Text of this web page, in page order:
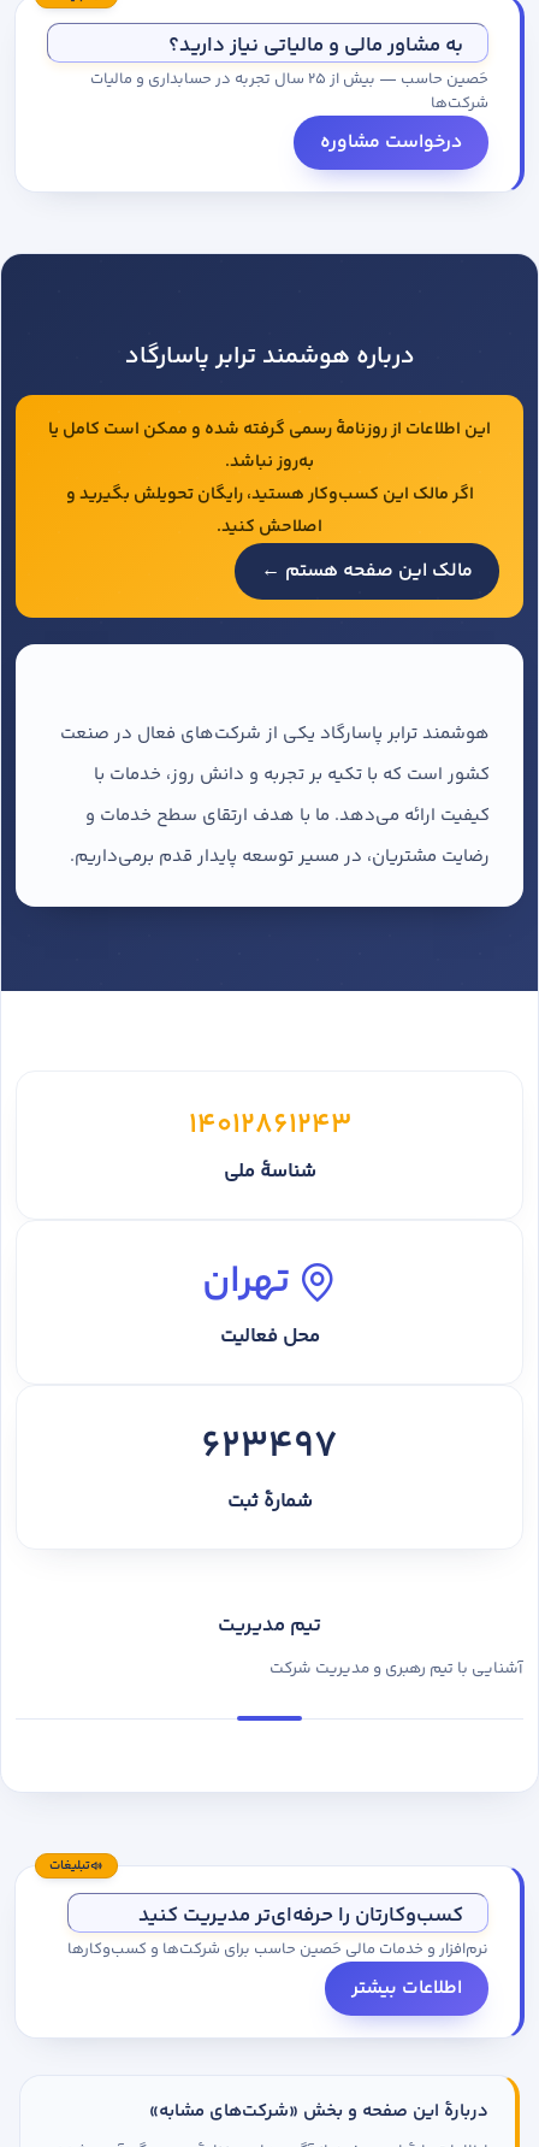
به مشاور مالی و مالیاتی نیاز دارید؟
حَصین حاسب — بیش از ۲۵ سال تجربه در حسابداری و مالیات
شرکت‌ها
درخواست مشاوره
درباره هوشمند ترابر پاسارگاد
این اطلاعات از روزنامهٔ رسمی گرفته شده و ممکن است کامل یا
به‌روز نباشد.
اگر مالک این کسب‌وکار هستید، رایگان تحویلش بگیرید و
اصلاحش کنید.
مالک این صفحه هستم ←
هوشمند ترابر پاسارگاد یکی از شرکت‌های فعال در صنعت
کشور است که با تکیه بر تجربه و دانش روز، خدمات با
کیفیت ارائه می‌دهد. ما با هدف ارتقای سطح خدمات و
رضایت مشتریان، در مسیر توسعه پایدار قدم برمی‌داریم.
14012861243
شناسهٔ ملی
تهران
محل فعالیت
623497
شمارهٔ ثبت
تیم مدیریت
آشنایی با تیم رهبری و مدیریت شرکت
تبلیغات
کسب‌وکارتان را حرفه‌ای‌تر مدیریت کنید
نرم‌افزار و خدمات مالی حَصین حاسب برای شرکت‌ها و کسب‌وکارها
اطلاعات بیشتر
دربارهٔ این صفحه و بخش «شرکت‌های مشابه»